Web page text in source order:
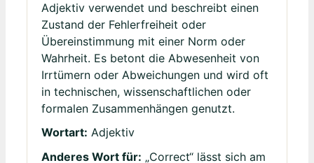
Adjektiv verwendet und beschreibt einen
Zustand der Fehlerfreiheit oder
Übereinstimmung mit einer Norm oder
Wahrheit. Es betont die Abwesenheit von
Irrtümern oder Abweichungen und wird oft
in technischen, wissenschaftlichen oder
formalen Zusammenhängen genutzt.
Wortart: Adjektiv
Anderes Wort für: „Correct“ lässt sich am